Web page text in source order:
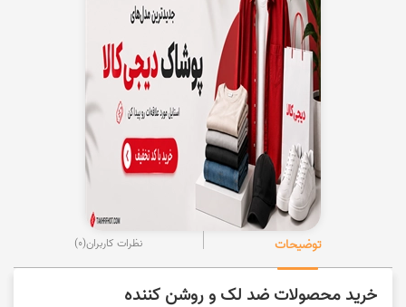
توضیحات نظرات کاربران(0)
خرید محصولات ضد لک و روشن کننده